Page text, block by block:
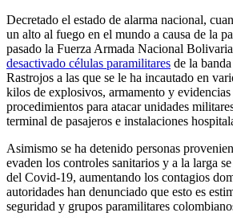
Decretado el estado de alarma nacional,
un alto al fuego en el mundo a causa de la
pasado la Fuerza Armada Nacional
desactivado células paramilitares de la
Rastrojos a las que se le ha incautado en
kilos de explosivos, armamento y
procedimientos para atacar unidades
terminal de pasajeros e instalaciones
Asimismo se ha detenido personas
evaden los controles sanitarios y a la larga
del Covid-19, aumentando los contagios
autoridades han denunciado que esto es
seguridad y grupos paramilitares